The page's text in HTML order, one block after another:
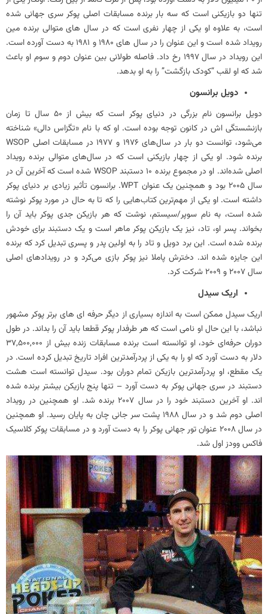
تنها دو بازیکنی است که سه بار برنده مسابقات اصلی پوکر سری جهانی شده
است، به علاوه او یکی از چهار نفری است که در سال های متوالی برنده مین
رویداد شده است و این عنوان را در سال های 1980 و 1981 به دست آورده است.
این رویداد در سال 1997 رخ داد. فاصله طولانی بین عنوان دوم و سوم او باعث
شد که او لقب “کودک بازگشت” را به او بدهد.
دویل برانسون
دویل برانسون نام بزرگی در دنیای پوکر است که بیش از 50 سال تا زمان
بازنشستگی اش در کانون توجه بوده است. او که با نام «تگزاس دالی» شناخته
می‌شود، توانست دو بار در سال‌های 1976 و 1977 در مسابقات اصلی WSOP
برنده شود. او یکی از چهار بازیکنی است که در سال‌های متوالی برنده رویداد
اصلی شده‌اند. او در مجموع برنده 10 دستبند WSOP شده است که آخرین آن در
سال 2005 بود و همچنین یک عنوان WPT. برانسون تأثیر زیادی بر دنیای پوکر
داشته است. او یکی از مهم‌ترین کتاب‌هایی را که تا به حال در مورد پوکر نوشته
شده است، به نام سوپر/سیستم، نوشت که هر بازیکن جدی پوکر باید آن را
بخواند. پسر او، تاد، نیز یک بازیکن پوکر ماهر است و یک دستبند برای خودش
برنده شده است. این برد دویل و تاد را به اولین پدر و پسری تبدیل کرد که برنده
این جایزه شده اند. دخترش پاملا نیز پوکر بازی می‌کرد و در رویدادهای اصلی
سال 2007 و 2009 شرکت کرد.
اریک سیدل
اریک سیدل ممکن است به اندازه بسیاری از دیگر حرفه ای های برتر پوکر مشهور
نباشد، با این حال او نامی است که هر طرفدار پوکر قطعا باید آن را بداند. در طول
دوران حرفه‌ای خود، او توانسته است برنده مسابقات زنده بیش از 37,500,000
دلار به دست آورد که او را به یکی از پردرآمدترین افراد تاریخ تبدیل کرده است. در
یک مقطع، او پردرآمدترین بازیکن تمام دوران بود. سیدل توانسته است هشت
دستبند در سری جهانی پوکر به دست آورد – تنها پنج بازیکن بیشتر برنده شده
اند. او آخرین دستبند خود را در سال 2007 برنده شد. او همچنین در رویداد
اصلی دوم شد و در سال 1988 پشت سر جانی چان به پایان رسید. او همچنین
در سال 2008 عنوان تور جهانی پوکر را به دست آورد و در مسابقات پوکر کلاسیک
فاکس وودز اول شد.